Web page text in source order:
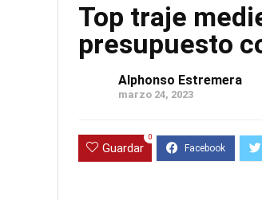
Top traje
presupuesto
Alphonso Estremera
marzo 24, 2023
Guardar
0